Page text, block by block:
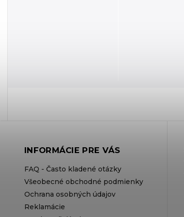
INFORMÁCIE PRE VÁS
FAQ - Často kladené otázky
Všeobecné obchodné podmienky
Ochrana osobných údajov
Reklamácie